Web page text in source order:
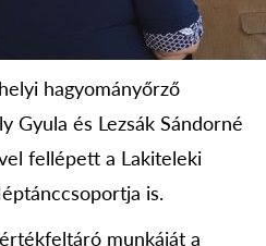
hagyományőrző
Gyula és Lezsák Sándorné
fellépett a Lakiteleki
is.
munkáját a